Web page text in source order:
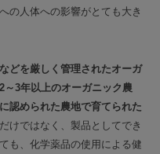
の人体への影響がとても大き
どを厳しく管理されたオーガ
3年以上のオーガニック農
認められた農地で育てられた
けではなく、製品としてでき
も、化学薬品の使用による健